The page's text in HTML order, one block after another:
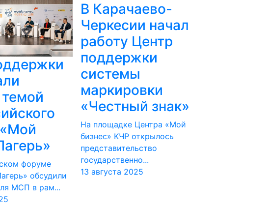
форуме
обсудили
МСП в рам...
В Карачаево-
Черкесии начал
работу Центр
поддержки
системы
маркировки
«Честный знак»
На площадке Центра «Мой
бизнес» КЧР открылось
представительство
государственно...
13 августа 2025